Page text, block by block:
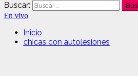
Buscar:
En vivo
Inicio
chicas con autolesiones